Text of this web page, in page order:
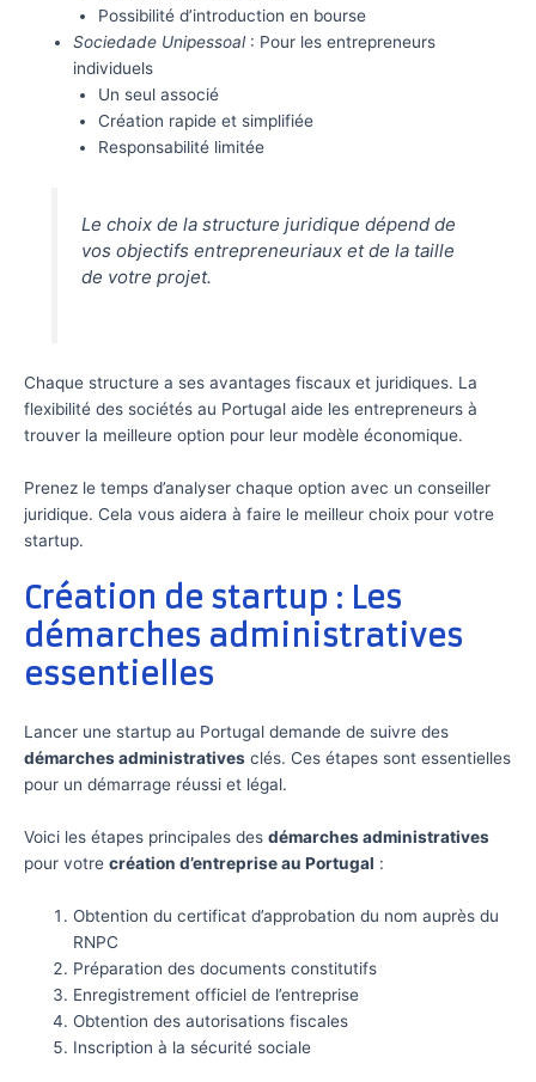
Possibilité d’introduction en bourse
Sociedade Unipessoal: Pour les entrepreneurs
individuels
Un seul associé
Création rapide et simplifiée
Responsabilité limitée
Le choix de la structure juridique dépend de
vos objectifs entrepreneuriaux et de la taille
de votre projet.
Chaque structure a ses avantages fiscaux et juridiques. La
flexibilité des sociétés au Portugal aide les entrepreneurs à
trouver la meilleure option pour leur modèle économique.
Prenez le temps d’analyser chaque option avec un conseiller
juridique. Cela vous aidera à faire le meilleur choix pour votre
startup.
Création de startup : Les
démarches administratives
essentielles
Lancer une startup au Portugal demande de suivre des
démarches administratives clés. Ces étapes sont essentielles
pour un démarrage réussi et légal.
Voici les étapes principales des démarches administratives
pour votre création d’entreprise au Portugal :
Obtention du certificat d’approbation du nom auprès du
RNPC
Préparation des documents constitutifs
Enregistrement officiel de l’entreprise
Obtention des autorisations fiscales
Inscription à la sécurité sociale